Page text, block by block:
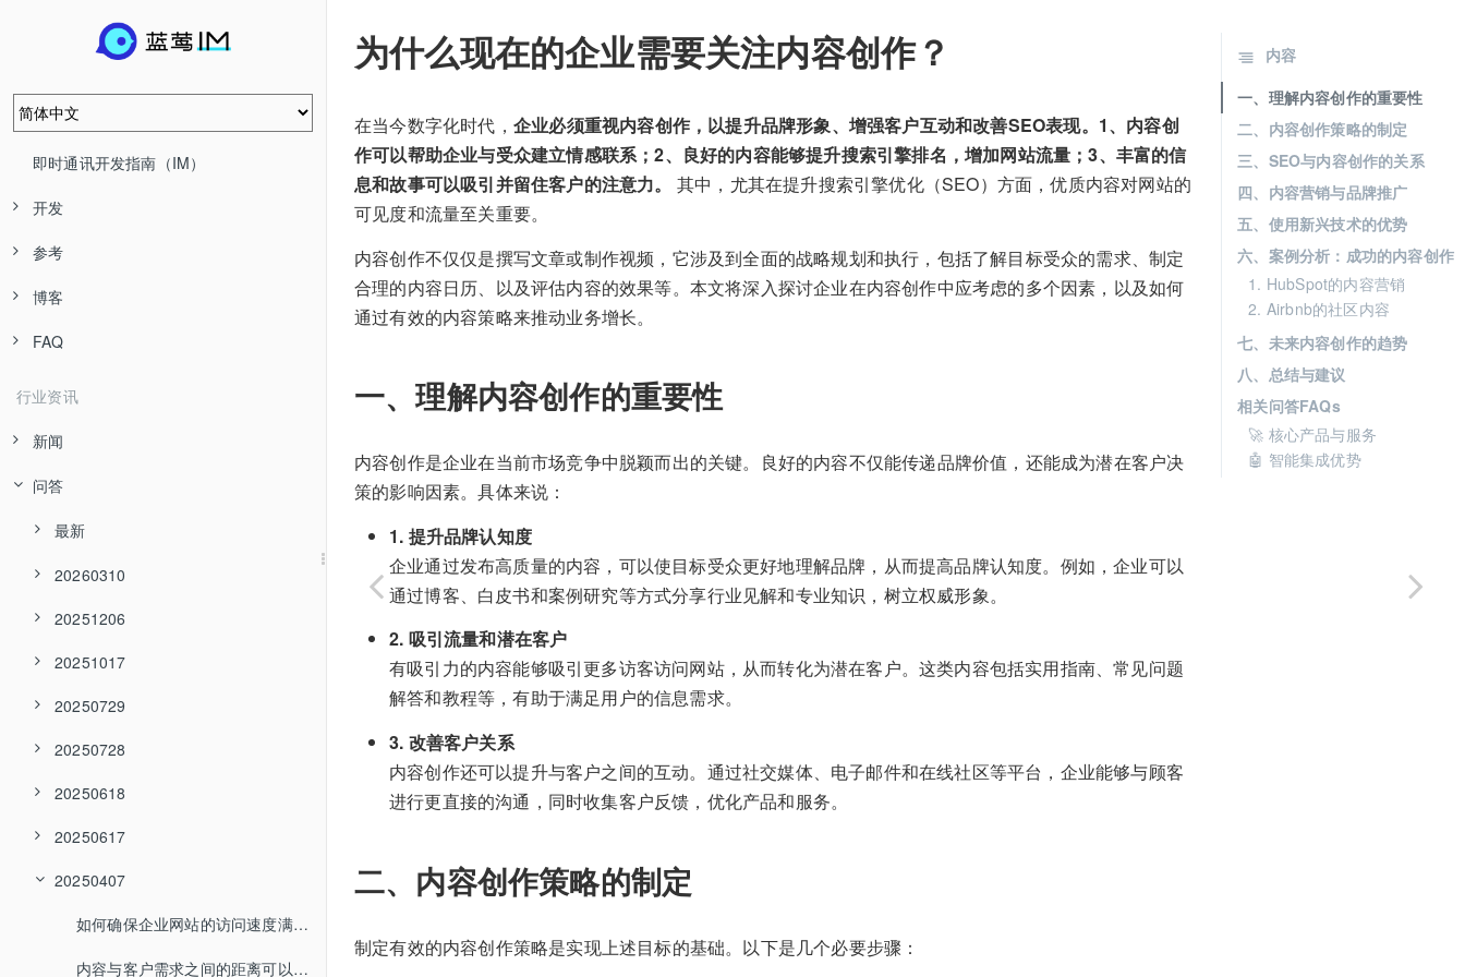
即时通讯开发指南（IM）
开发
参考
博客
FAQ
行业资讯
新闻
问答
最新
20260310
20251206
20251017
20250729
20250728
20250618
20250617
20250407
如何确保企业网站的访问速度满足搜索引擎要求？
内容与客户需求之间的距离可以如何缩短？
为什么现在的企业需要关注内容创作？
在当今数字化时代， 企业必须重视内容创作，以提升品牌形象、增强客户互动和改善SEO表现。1、内容创
作可以帮助企业与受众建立情感联系；2、良好的内容能够提升搜索引擎排名，增加网站流量；3、丰富的信
息和故事可以吸引并留住客户的注意力。
其中，尤其在提升搜索引擎优化（SEO）方面，优质内容对网站的
可见度和流量至关重要。
内容创作不仅仅是撰写文章或制作视频，它涉及到全面的战略规划和执行，包括了解目标受众的需求、制定
合理的内容日历、以及评估内容的效果等。本文将深入探讨企业在内容创作中应考虑的多个因素，以及如何
通过有效的内容策略来推动业务增长。
一、理解内容创作的重要性
内容创作是企业在当前市场竞争中脱颖而出的关键。良好的内容不仅能传递品牌价值，还能成为潜在客户决
策的影响因素。具体来说：
1. 提升品牌认知度
企业通过发布高质量的内容，可以使目标受众更好地理解品牌，从而提高品牌认知度。例如，企业可以
通过博客、白皮书和案例研究等方式分享行业见解和专业知识，树立权威形象。
2. 吸引流量和潜在客户
有吸引力的内容能够吸引更多访客访问网站，从而转化为潜在客户。这类内容包括实用指南、常见问题
解答和教程等，有助于满足用户的信息需求。
3. 改善客户关系
内容创作还可以提升与客户之间的互动。通过社交媒体、电子邮件和在线社区等平台，企业能够与顾客
进行更直接的沟通，同时收集客户反馈，优化产品和服务。
二、内容创作策略的制定
制定有效的内容创作策略是实现上述目标的基础。以下是几个必要步骤：
内容
一、理解内容创作的重要性
二、内容创作策略的制定
三、SEO与内容创作的关系
四、内容营销与品牌推广
五、使用新兴技术的优势
六、案例分析：成功的内容创作
1. HubSpot的内容营销
2. Airbnb的社区内容
七、未来内容创作的趋势
八、总结与建议
相关问答FAQs
🚀 核心产品与服务
🤖 智能集成优势